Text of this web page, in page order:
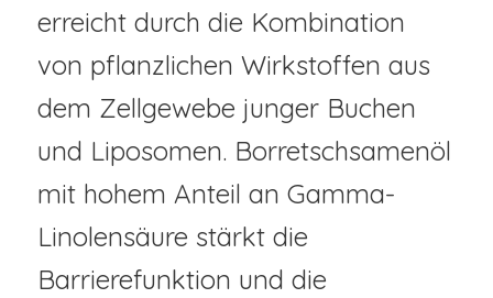
erreicht durch die Kombination
von pflanzlichen Wirkstoffen aus
dem Zellgewebe junger Buchen
und Liposomen. Borretschsamenöl
mit hohem Anteil an Gamma-
Linolensäure stärkt die
Barrierefunktion und die